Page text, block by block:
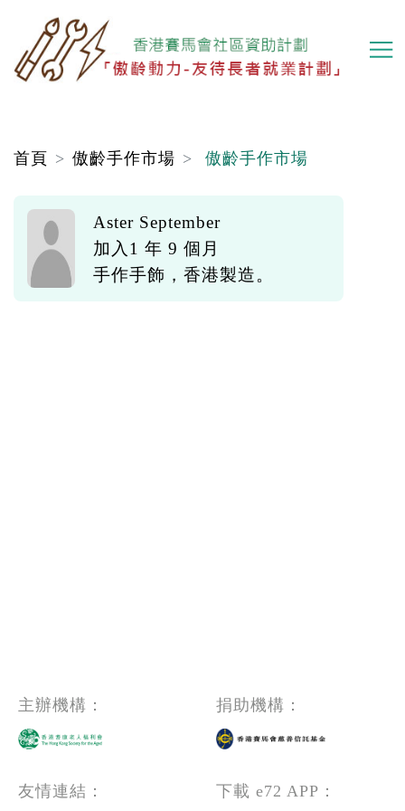
主
內
首頁 傲齡手作市場 傲齡手作市場
Aster September
加入1 年 9 個月
手作手飾，香港製造。
主辦機構： 捐助機構：
友情連結： 下載 e72 APP：